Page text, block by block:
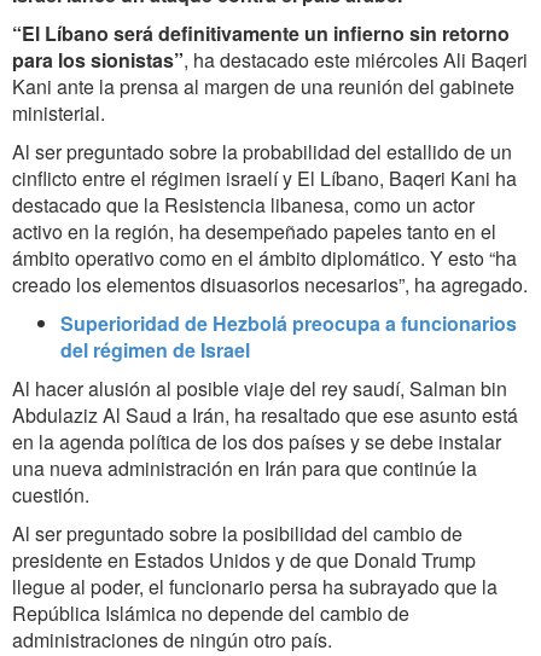
“El Líbano será definitivamente un infierno sin retorno
para los sionistas”, ha destacado este miércoles Ali Baqeri
Kani ante la prensa al margen de una reunión del gabinete
ministerial.
Al ser preguntado sobre la probabilidad del estallido de un
cinflicto entre el régimen israelí y El Líbano, Baqeri Kani ha
destacado que la Resistencia libanesa, como un actor
activo en la región, ha desempeñado papeles tanto en el
ámbito operativo como en el ámbito diplomático. Y esto “ha
creado los elementos disuasorios necesarios”, ha agregado.
Superioridad de Hezbolá preocupa a funcionarios
del régimen de Israel
Al hacer alusión al posible viaje del rey saudí, Salman bin
Abdulaziz Al Saud a Irán, ha resaltado que ese asunto está
en la agenda política de los dos países y se debe instalar
una nueva administración en Irán para que continúe la
cuestión.
Al ser preguntado sobre la posibilidad del cambio de
presidente en Estados Unidos y de que Donald Trump
llegue al poder, el funcionario persa ha subrayado que la
República Islámica no depende del cambio de
administraciones de ningún otro país.